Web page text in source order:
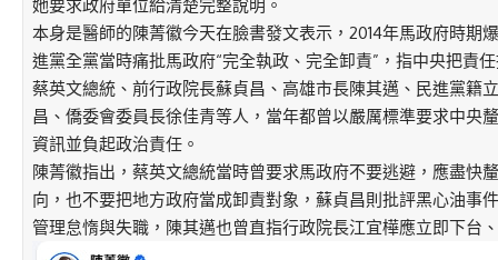
她要求政府單位給清楚完整說明。
本身是醫師的陳菁徽今天在臉書發文表示，2014年馬政府時期
進黨全黨當時痛批馬政府“完全執政、完全卸責”，指中央把責
蔡英文總統、前行政院長蘇貞昌、高雄市長陳其邁、民進黨籍
昌、僑委會委員長徐佳青等人，當年都曾以嚴厲標準要求中央
資訊並負起政治責任。
陳菁徽指出，蔡英文總統當時曾要求馬政府不要逃避，應盡快
向，也不要把地方政府當成卸責對象，蘇貞昌則批評黑心油事
管理怠惰與失職，陳其邁也曾直指行政院長江宜樺應立即下台